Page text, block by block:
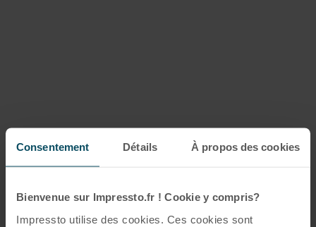
Consentement Détails À propos des cookies
Bienvenue sur Impressto.fr ! Cookie y compris?
Impressto utilise des cookies. Ces cookies sont